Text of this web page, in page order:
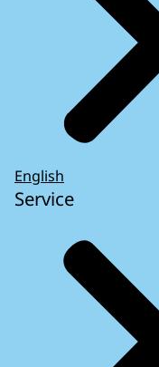
English
Service